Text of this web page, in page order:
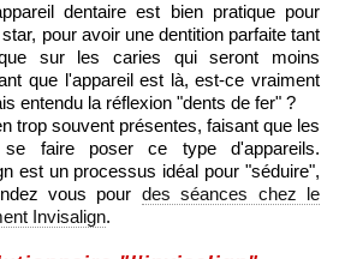
pour avoir une dentition parfaite tant
sur les caries qui seront moins
que l'appareil est là, est-ce vraiment
entendu la réflexion "dents de fer" ?
trop souvent présentes, faisant que les
faire poser ce type d'appareils.
est un processus idéal pour "séduire",
vous pour des séances chez le
Invisalign.